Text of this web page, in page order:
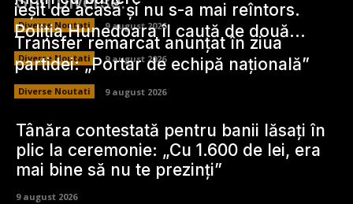
Diverse Noutati 9 august 2026
ieșit de acasă și nu s-a mai reîntors.
Poliția Hunedoara îl caută de două...
Diverse Noutati 9 august 2026
Transfer remarcat anunțat în ziua
partidei: „Portar de echipă națională”
Diverse Noutati 9 august 2026
Tânăra contestată pentru banii lăsați în
plic la ceremonie: „Cu 1.600 de lei, era
mai bine să nu te prezinți”
9 august 2026